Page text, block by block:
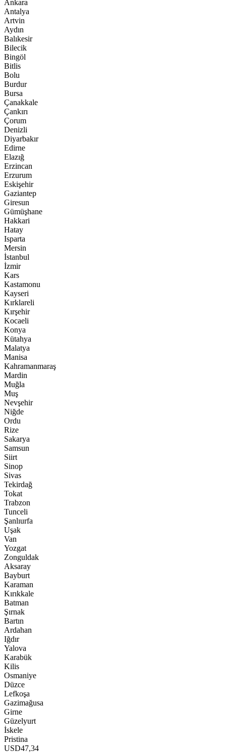
Ankara
Antalya
Artvin
Aydın
Balıkesir
Bilecik
Bingöl
Bitlis
Bolu
Burdur
Bursa
Çanakkale
Çankırı
Çorum
Denizli
Diyarbakır
Edirne
Elazığ
Erzincan
Erzurum
Eskişehir
Gaziantep
Giresun
Gümüşhane
Hakkari
Hatay
Isparta
Mersin
İstanbul
İzmir
Kars
Kastamonu
Kayseri
Kırklareli
Kırşehir
Kocaeli
Konya
Kütahya
Malatya
Manisa
Kahramanmaraş
Mardin
Muğla
Muş
Nevşehir
Niğde
Ordu
Rize
Sakarya
Samsun
Siirt
Sinop
Sivas
Tekirdağ
Tokat
Trabzon
Tunceli
Şanlıurfa
Uşak
Van
Yozgat
Zonguldak
Aksaray
Bayburt
Karaman
Kırıkkale
Batman
Şırnak
Bartın
Ardahan
Iğdır
Yalova
Karabük
Kilis
Osmaniye
Düzce
Lefkoşa
Gazimağusa
Girne
Güzelyurt
İskele
Pristina
USD47,34